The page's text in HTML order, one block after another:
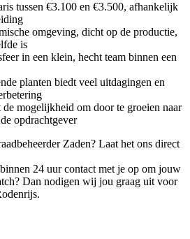
tussen €3.100 en €3.500, afhankelijk
omgeving, dicht op de productie,
is
in een klein, hecht team binnen een
planten biedt veel uitdagingen en
de mogelijkheid om door te groeien naar
opdrachtgever
Zaden? Laat het ons direct
24 uur contact met je op om jouw
Dan nodigen wij jou graag uit voor